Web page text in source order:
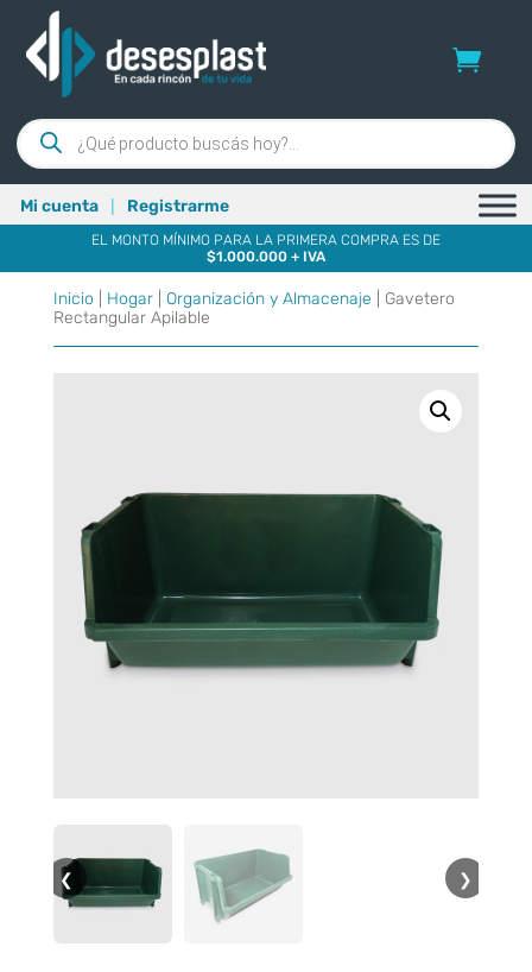
Búsqueda
de
productos
Mi cuenta | Registrarme
EL MONTO MÍNIMO PARA LA PRIMERA COMPRA ES DE
$1.000.000 + IVA
Inicio Hogar| Organización y Almacenaje | Gavetero
Rectangular Apilable
❮ ❯